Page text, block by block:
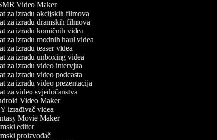
Video Maker
za izradu akcijskih filmova
za izradu dramskih filmova
za izradu komičnih videa
za izradu modnih haul videa
za izradu teaser videa
za izradu unboxing videa
za izradu video intervjua
za izradu video podcasta
za izradu video prezentacija
za video svjedočanstva
Video Maker
izrađivač videa
Movie Maker
editor
proizvođač